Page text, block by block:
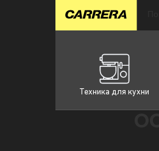
Техника для кухни